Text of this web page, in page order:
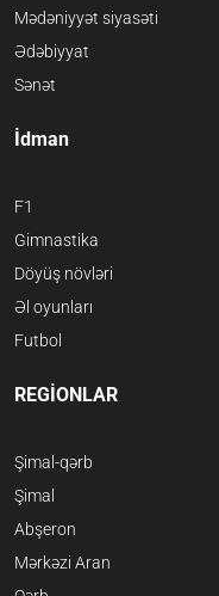
Mədəniyyət siyasəti
Ədəbiyyat
Sənət
İdman
F1
Gimnastika
Döyüş növləri
Əl oyunları
Futbol
REGİONLAR
Şimal-qərb
Şimal
Abşeron
Mərkəzi Aran